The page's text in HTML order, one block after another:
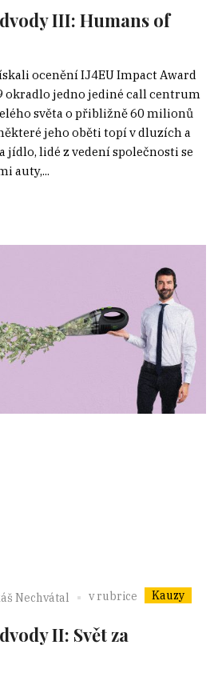
III: Humans of
ocenění IJ4EU Impact Award
okradlo jedno jediné call centrum
světa o přibližně 60 milionů
jeho oběti topí v dluzích a
jídlo, lidé z vedení společnosti se
auty,...
Nechvátal v rubrice Kauzy
II: Svět za